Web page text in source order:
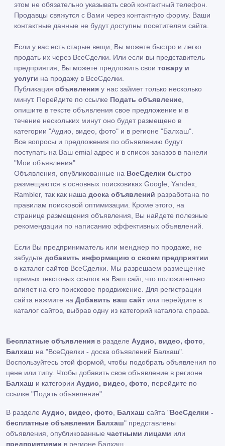
этом не обязательно указывать свой контактный телефон.
Продавцы свяжутся с Вами через контактную форму. Ваши
контактные данные не будут доступны посетителям сайта.
Если у вас есть старые вещи, Вы можете быстро и легко
продать их через ВсеСделки. Или если вы представитель
предприятия, Вы можете предложить свои товару и
услуги на продажу в ВсеСделки.
Публикация объявления у нас займет только несколько
минут. Перейдите по ссылке Подать объявление
опишите в тексте объявления свое предложение и в
течение нескольких минут оно будет размещено в
категории "Аудио, видео, фото" и в регионе "Балхаш".
Все вопросы и предложения по объявлению будут
поступать на Ваш emial адрес и в список заказов в панели
"Мои объявления".
Объявления, опубликованные на ВсеСделки быстро
размещаются в основных поисковиках Google, Yandex,
Rambler, так как наша доска объявлений разработана по
правилам поисковой оптимизации. Кроме этого, на
странице размещения объявления, Вы найдете полезные
рекомендации по написанию эффективных объявлений.
Если Вы предприниматель или менджер по продаже, не
забудьте добавить информацию о своем предприятии
в каталог сайтов ВсеСделки. Мы разрешаем размещение
прямых текстовых ссылок на Ваш сайт, что положительно
влияет на его поисковое продвижение. Для регистрации
сайта нажмите на Добавить ваш сайт или перейдите в
каталог сайтов, выбрав одну из категорий каталога справа.
Бесплатные объявления в разделе Аудио, видео, фото
Балхаш на "ВсеСделки - доска объявлений Балхаш".
Воспользуйтесь этой формой, чтобы подобрать объявления по
цене или типу. Чтобы добавить свое объявление в регионе
Балхаш и категории Аудио, видео, фото , перейдите по
ссылке "Подать объявление"
В разделе Аудио, видео, фото Балхаш сайта "ВсеСделки -
бесплатные объявления Балхаш" представлены
объявления, опубликованные частными лицами или
предприятиями в регионе Балхаш.